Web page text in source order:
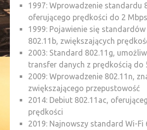
1997: Wprowadzenie standardu
oferującego prędkości do 2 Mbps
1999: Pojawienie się standardów
802.11b, zwiększających
2003: Standard 802.11g,
transfer danych z prędkością do
2009: Wprowadzenie 802.11n,
zwiększającego przepustowość
2014: Debiut 802.11ac,
prędkości
2019: Najnowszy standard Wi-Fi